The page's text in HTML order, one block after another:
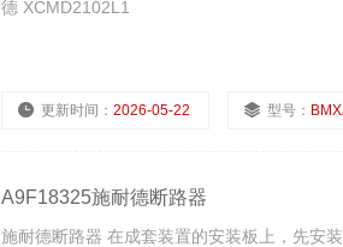
德 XCMD2102L1
更新时间： 2026-05-22 型号：
A9F18325施耐德断路器
施耐德断路器 在成套装置的安装板上，先安